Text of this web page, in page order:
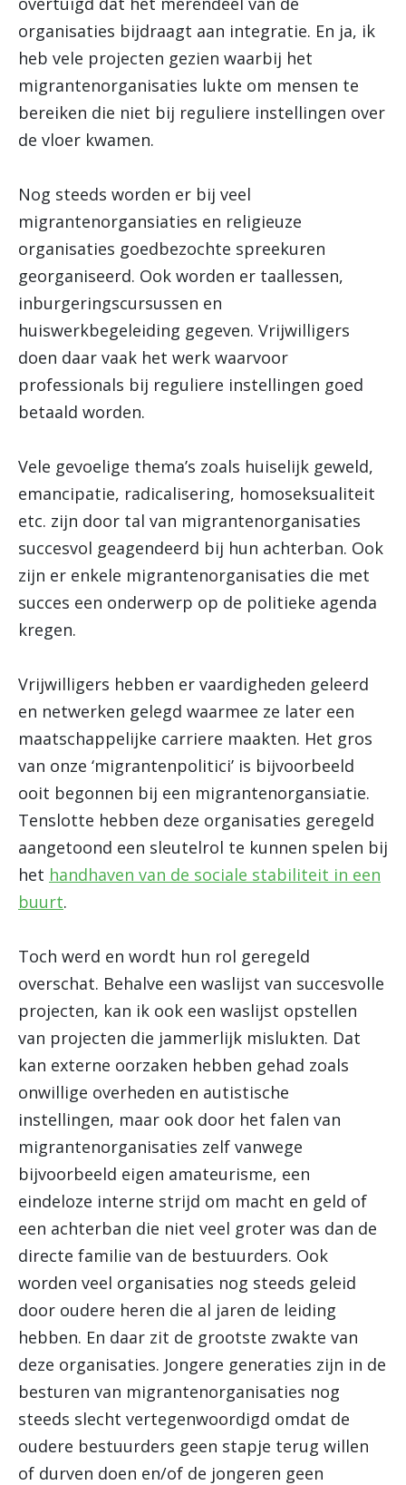
organisaties bijdraagt aan integratie. En ja, ik
heb vele projecten gezien waarbij het
migrantenorganisaties lukte om mensen te
bereiken die niet bij reguliere instellingen over
de vloer kwamen.
Nog steeds worden er bij veel
migrantenorgansiaties en religieuze
organisaties goedbezochte spreekuren
georganiseerd. Ook worden er taallessen,
inburgeringscursussen en
huiswerkbegeleiding gegeven. Vrijwilligers
doen daar vaak het werk waarvoor
professionals bij reguliere instellingen goed
betaald worden.
Vele gevoelige thema’s zoals huiselijk geweld,
emancipatie, radicalisering, homoseksualiteit
etc. zijn door tal van migrantenorganisaties
succesvol geagendeerd bij hun achterban. Ook
zijn er enkele migrantenorganisaties die met
succes een onderwerp op de politieke agenda
kregen.
Vrijwilligers hebben er vaardigheden geleerd
en netwerken gelegd waarmee ze later een
maatschappelijke carriere maakten. Het gros
van onze ‘migrantenpolitici’ is bijvoorbeeld
ooit begonnen bij een migrantenorgansiatie.
Tenslotte hebben deze organisaties geregeld
aangetoond een sleutelrol te kunnen spelen bij
het handhaven van de sociale stabiliteit in een
buurt.
Toch werd en wordt hun rol geregeld
overschat. Behalve een waslijst van succesvolle
projecten, kan ik ook een waslijst opstellen
van projecten die jammerlijk mislukten. Dat
kan externe oorzaken hebben gehad zoals
onwillige overheden en autistische
instellingen, maar ook door het falen van
migrantenorganisaties zelf vanwege
bijvoorbeeld eigen amateurisme, een
eindeloze interne strijd om macht en geld of
een achterban die niet veel groter was dan de
directe familie van de bestuurders. Ook
worden veel organisaties nog steeds geleid
door oudere heren die al jaren de leiding
hebben. En daar zit de grootste zwakte van
deze organisaties. Jongere generaties zijn in de
besturen van migrantenorganisaties nog
steeds slecht vertegenwoordigd omdat de
oudere bestuurders geen stapje terug willen
of durven doen en/of de jongeren geen